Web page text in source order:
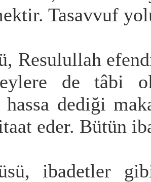
Tasavvuf
Resulullah
de tâbi
dediği
eder. Bütün
ibadetler